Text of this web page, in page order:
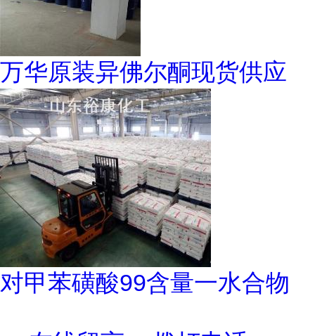
万华原装异佛尔酮现货供应
对甲苯磺酸99含量一水合物